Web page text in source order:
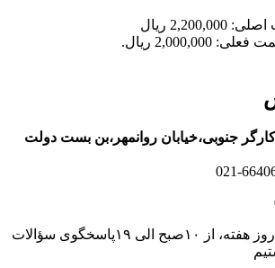
قیمت اصلی: 2,200,000 ریال
2,000,000 ریال.
کارگر جنوبی،خیابان روانمهر،بن بست دولت
ما در حقوق یار هر ۷ روز هفته، از ۱۰صبح الی ۱۹پاسخگوی سؤالات